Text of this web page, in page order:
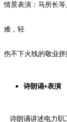
情景表演：马所长
难，轻
伤不下火线的敬业拼
诗朗诵+表演
诗朗诵讲述电力职